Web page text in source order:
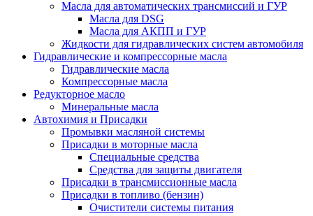
Масла для автоматических трансмиссий и ГУР
Масла для DSG
Масла для АКПП и ГУР
Жидкости для гидравлических систем автомобиля
Гидравлические и компрессорные масла
Гидравлические масла
Компрессорные масла
Редукторное масло
Минеральные масла
Автохимия и Присадки
Промывки масляной системы
Присадки в моторные масла
Специальные средства
Средства для защиты двигателя
Присадки в трансмиссионные масла
Присадки в топливо (бензин)
Очистители системы питания